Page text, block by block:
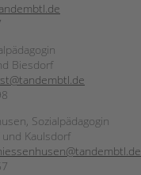
Biesdorf
Sozialpädagogin
Kaulsdorf